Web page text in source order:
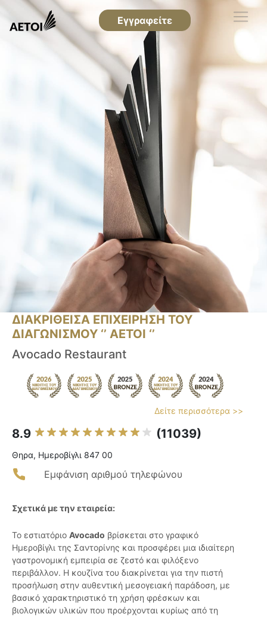
Εγγραφείτε
ΔΙΑΚΡΙΘΕΙΣΑ ΕΠΙΧΕΙΡΗΣΗ ΤΟΥ
ΔΙΑΓΩΝΙΣΜΟΥ ‘’ ΑΕΤΟΙ ‘’
Avocado Restaurant
Δείτε περισσότερα >>
8.9 (11039)
Θηρα, Ημεροβίγλι 847 00
Εμφάνιση αριθμού τηλεφώνου
Σχετικά με την εταιρεία:
Το εστιατόριο Avocado βρίσκεται στο γραφικό
Ημεροβίγλι της Σαντορίνης και προσφέρει μια ιδιαίτερη
γαστρονομική εμπειρία σε ζεστό και φιλόξενο
περιβάλλον. Η κουζίνα του διακρίνεται για την πιστή
προσήλωση στην αυθεντική μεσογειακή παράδοση, με
βασικό χαρακτηριστικό τη χρήση φρέσκων και
βιολογικών υλικών που προέρχονται κυρίως από τη